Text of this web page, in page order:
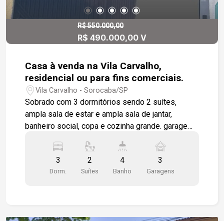
R$ 550.000,00
R$ 490.000,00 V
Casa à venda na Vila Carvalho,
residencial ou para fins comerciais.
Vila Carvalho - Sorocaba/SP
Sobrado com 3 dormitórios sendo 2 suítes,
ampla sala de estar e ampla sala de jantar,
banheiro social, copa e cozinha grande. garagem
fundos com banheiro, área de serviço separados.
3
Dorm.
2
Suítes
4
Banho
3
Garagens